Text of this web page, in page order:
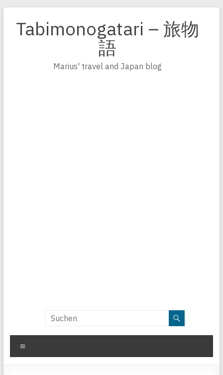
Inhalt
springen
Tabimonogatari – 旅物
語
Marius' travel and Japan blog